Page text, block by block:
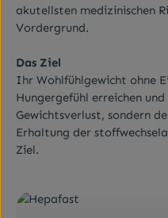
akutellsten medizinischen
Vordergrund.
Das Ziel
Ihr Wohlfühlgewicht ohne
Hungergefühl erreichen
Gewichtsverlust, sondern
Erhaltung der
Ziel.
Kategoriegalerie